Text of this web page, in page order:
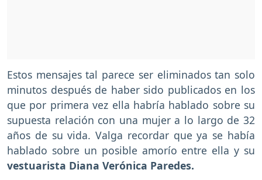
Estos mensajes tal parece ser eliminados tan solo
minutos después de haber sido publicados en los
que por primera vez ella habría hablado sobre su
supuesta relación con una mujer a lo largo de 32
años de su vida. Valga recordar que ya se había
hablado sobre un posible amorío entre ella y su
vestuarista Diana Verónica Paredes.